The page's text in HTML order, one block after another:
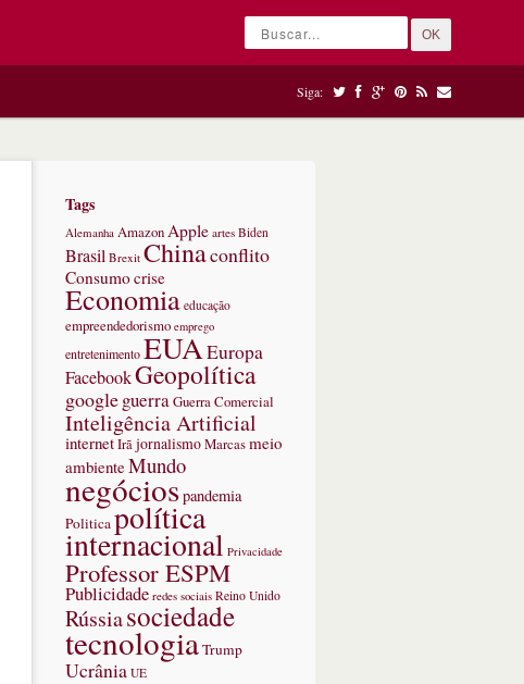
OK
Siga:
Tags
Alemanha Amazon Apple artes Biden
Brasil Brexit Chinaconflito
Consumocrise
Economia educação
empreendedorismo emprego
entretenimentoEUAEuropa
FacebookGeopolítica
googleguerraGuerra Comercial
Inteligência Artificial
internetIrãjornalismoMarcasmeio
ambienteMundo
negóciospandemia
Politicapolítica
internacional Privacidade
Professor ESPM
Publicidade redes sociais Reino Unido
Rússiasociedade
tecnologiaTrump
Ucrânia UE